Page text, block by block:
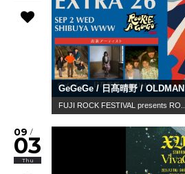
GeGeGe / 日髙晴野 / OLDMAN
FUJI ROCK FESTIVAL presents RO...
09 /
03
Thu